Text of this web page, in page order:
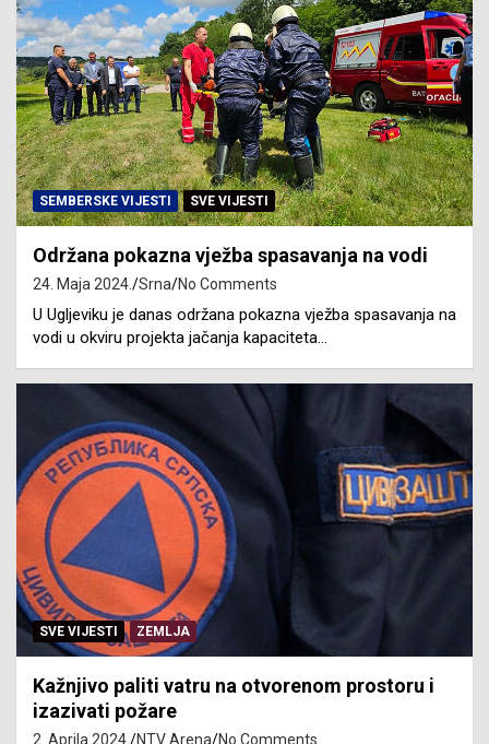
SEMBERSKE VIJESTI SVE VIJESTI
Održana pokazna vježba spasavanja na vodi
24. Maja 2024. Srna No Comments
U Ugljeviku je danas održana pokazna vježba spasavanja na
vodi u okviru projekta jačanja kapaciteta…
SVE VIJESTI ZEMLJA
Kažnjivo paliti vatru na otvorenom prostoru i
izazivati požare
2. Aprila 2024. NTV Arena No Comments